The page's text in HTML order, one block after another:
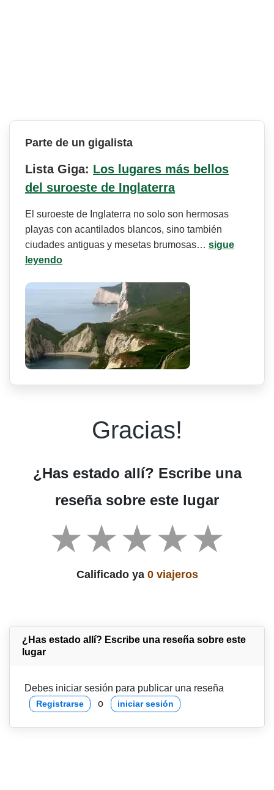
Parte de un gigalista
Lista Giga: Los lugares más bellos
del suroeste de Inglaterra
El suroeste de Inglaterra no solo son hermosas
playas con acantilados blancos, sino también
ciudades antiguas y mesetas brumosas… sigue
leyendo
Gracias!
¿Has estado allí? Escribe una
reseña sobre este lugar
Calificado ya 0 viajeros
¿Has estado allí? Escribe una reseña sobre este
lugar
Debes iniciar sesión para publicar una reseña
Registrarse o iniciar sesión